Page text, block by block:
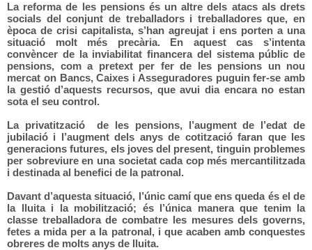
La reforma de les pensions és un altre dels atacs als drets
socials del conjunt de treballadors i treballadores que, en
època de crisi capitalista, s’han agreujat i ens porten a una
situació molt més precària. En aquest cas s’intenta
convèncer de la inviabilitat financera del sistema públic de
pensions, com a pretext per fer de les pensions un nou
mercat on Bancs, Caixes i Asseguradores puguin fer-se amb
la gestió d’aquests recursos, que avui dia encara no estan
sota el seu control.
La privatització de les pensions, l’augment de l’edat de
jubilació i l’augment dels anys de cotització faran que les
generacions futures, els joves del present, tinguin problemes
per sobreviure en una societat cada cop més mercantilitzada
i destinada al benefici de la patronal.
Davant d’aquesta situació, l’únic camí que ens queda és el de
la lluita i la mobilització; és l’única manera que tenim la
classe treballadora de combatre les mesures dels governs,
fetes a mida per a la patronal, i que acaben amb conquestes
obreres de molts anys de lluita.